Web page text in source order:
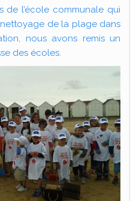
de l’école communale qui
de la plage dans
nous avons remis un
des écoles.